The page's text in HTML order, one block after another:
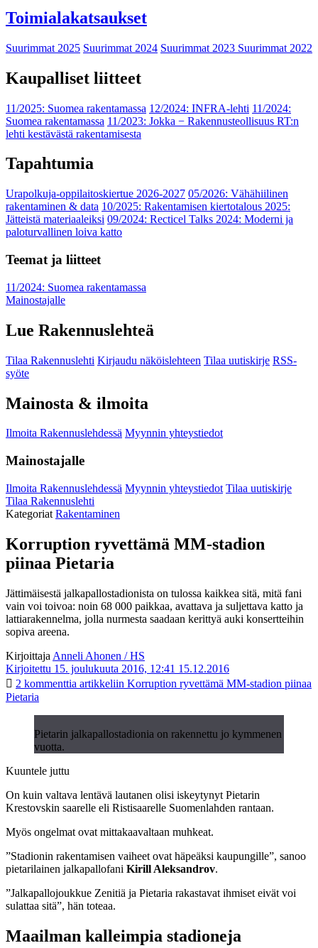
Toimialakatsaukset
Suurimmat 2025 Suurimmat 2024 Suurimmat 2023 Suurimmat 2022
Kaupalliset liitteet
11/2025: Suomea rakentamassa 12/2024: INFRA-lehti 11/2024:
Suomea rakentamassa 11/2023: Jokka − Rakennusteollisuus RT:n
lehti kestävästä rakentamisesta
Tapahtumia
Urapolkuja-oppilaitoskiertue 2026-2027 05/2026: Vähähiilinen
rakentaminen & data 10/2025: Rakentamisen kiertotalous 2025:
Jätteistä materiaaleiksi 09/2024: Recticel Talks 2024: Moderni ja
paloturvallinen loiva katto
Teemat ja liitteet
11/2024: Suomea rakentamassa
Mainostajalle
Lue Rakennuslehteä
Tilaa Rakennuslehti Kirjaudu näköislehteen Tilaa uutiskirje RSS-
syöte
Mainosta & ilmoita
Ilmoita Rakennuslehdessä Myynnin yhteystiedot
Mainostajalle
Ilmoita Rakennuslehdessä Myynnin yhteystiedot Tilaa uutiskirje
Tilaa Rakennuslehti
Kategoriat Rakentaminen
Korruption ryvettämä MM-stadion
piinaa Pietaria
Jättimäisestä jalkapallostadionista on tulossa kaikkea sitä, mitä fani
vain voi toivoa: noin 68 000 paikkaa, avattava ja suljettava katto ja
lattiarakennelma, jolla nurmesta saadaan kerittyä auki konsertteihin
sopiva areena.
Kirjoittaja Anneli Ahonen / HS
Kirjoitettu 15. joulukuuta 2016, 12:41 15.12.2016
2 kommenttia artikkeliin Korruption ryvettämä MM-stadion piinaa
Pietaria
Pietarin jalkapallostadionia on rakennettu jo kymmenen
vuotta.
Kuuntele juttu
On kuin valtava lentävä lautanen olisi iskeytynyt Pietarin
Krestovskin saarelle eli Ristisaarelle Suomenlahden rantaan.
Myös ongelmat ovat mittakaavaltaan muhkeat.
”Stadionin rakentamisen vaiheet ovat häpeäksi kaupungille”, sanoo
pietarilainen jalkapallofani Kirill Aleksandrov.
”Jalkapallojoukkue Zenitiä ja Pietaria rakastavat ihmiset eivät voi
sulattaa sitä”, hän toteaa.
Maailman kalleimpia stadioneja